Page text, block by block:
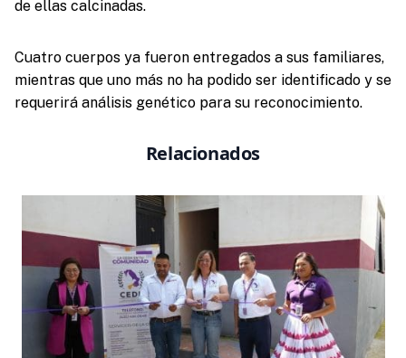
de ellas calcinadas.
Cuatro cuerpos ya fueron entregados a sus familiares,
mientras que uno más no ha podido ser identificado y se
requerirá análisis genético para su reconocimiento.
Relacionados